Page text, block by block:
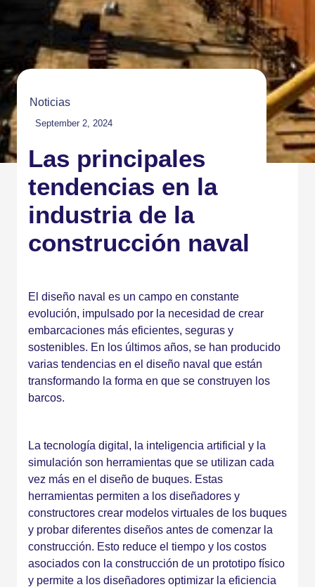
Noticias
September 2, 2024
Las principales
tendencias en la
industria de la
construcción naval
El diseño naval es un campo en constante
evolución, impulsado por la necesidad de crear
embarcaciones más eficientes, seguras y
sostenibles. En los últimos años, se han producido
varias tendencias en el diseño naval que están
transformando la forma en que se construyen los
barcos.
La tecnología digital, la inteligencia artificial y la
simulación son herramientas que se utilizan cada
vez más en el diseño de buques. Estas
herramientas permiten a los diseñadores y
constructores crear modelos virtuales de los buques
y probar diferentes diseños antes de comenzar la
construcción. Esto reduce el tiempo y los costos
asociados con la construcción de un prototipo físico
y permite a los diseñadores optimizar la eficiencia